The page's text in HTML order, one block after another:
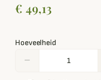
€ 49,13
Hoeveelheid
remove